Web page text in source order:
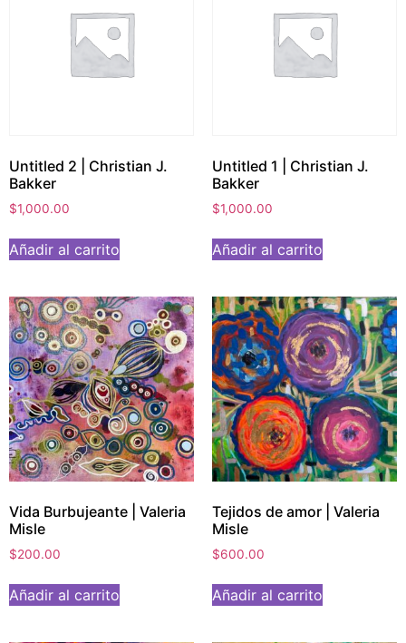
Untitled 2 | Christian J.
Bakker
$1,000.00
Añadir al carrito
Untitled 1 | Christian J.
Bakker
$1,000.00
Añadir al carrito
Vida Burbujeante | Valeria
Misle
$200.00
Añadir al carrito
Tejidos de amor | Valeria
Misle
$600.00
Añadir al carrito